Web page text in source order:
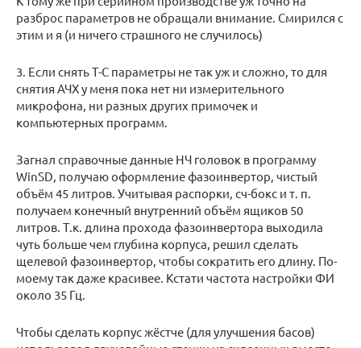
разброс параметров не обращали внимание. Смирился с
этим и я (и ничего страшного не случилось)
3. Если снять Т-С параметры не так уж и сложно, то для
снятия АЧХ у меня пока нет ни измерительного
микрофона, ни разных других примочек и
компьютерных программ.
Загнал справочные данные НЧ головок в программу
WinSD, получаю оформление фазоинвертор, чистый
объём 45 литров. Учитывая распорки, сч-бокс и т. п.
получаем конечный внутренний объём ящиков 50
литров. Т.к. длина прохода фазоинвертора выходила
чуть больше чем глубина корпуса, решил сделать
щелевой фазоинвертор, чтобы сократить его длину. По-
моему так даже красивее. Кстати частота настройки ФИ
около 35 Гц.
Чтобы сделать корпус жёстче (для улучшения басов)